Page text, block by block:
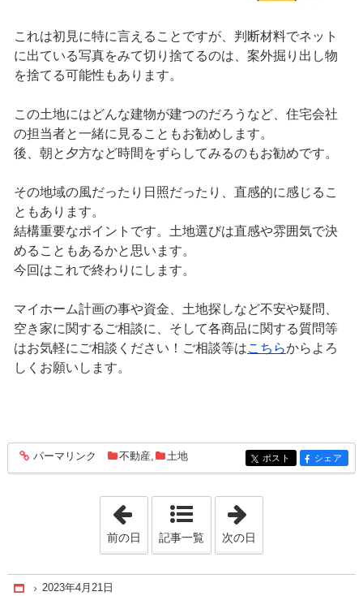
これは初見に特に言えることですが、判断材料でネット
に出ている写真をみて切り捨てるのは、案外掘り出し物
を捨てる可能性もあります。
この土地にはどんな建物が建つのだろうなど、住宅会社
の担当者と一緒に見ることもお勧めします。
後、朝と夕方など時間をずらしてみるのもお勧めです。
その地域の風だったり日照だったり、直感的に感じるこ
ともあります。
結構重要なポイントです。土地選びは直感や雰囲気で決
めることもあるかと思います。
今回はこれで終わりにします。
マイホーム計画の事や資金、土地探しなど不安や疑問、
空き家に関するご相談に、そして各商品に関する質問等
はお気軽にご相談ください！ご相談等はこちらからよろ
しくお願いします。
entry1491
パーマリンク 不動産, 土地 entry1491
ポスト entry1491
シェア
「2023年4月20日」
前の日 記事一覧 次の日
Home
2023年4月21日